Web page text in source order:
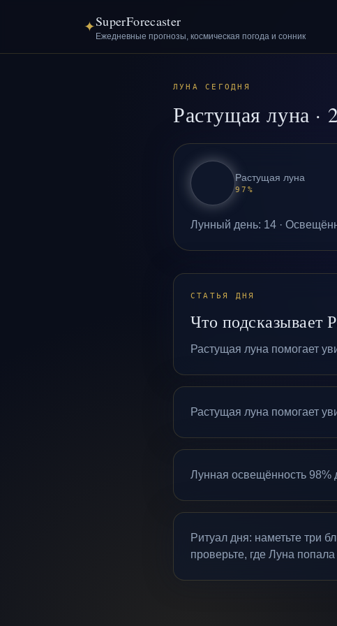
✦SuperForecaster
Ежедневные прогнозы, космическая погода и сонник
ЛУНА СЕГОДНЯ
Растущая луна ·
Растущая луна
97%
Лунный день: 14 ·
СТАТЬЯ ДНЯ
Что подсказывает
Растущая луна помогает
Растущая луна помогает
Лунная освещённость 98%
Ритуал дня: наметьте три
проверьте, где Луна попала